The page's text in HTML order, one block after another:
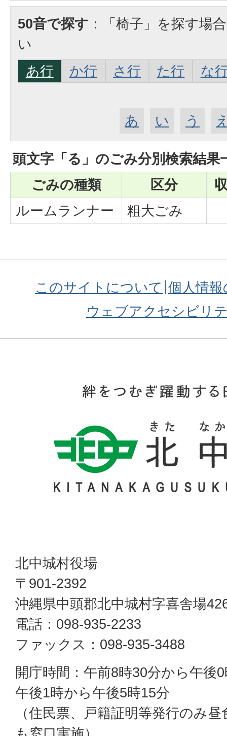
50音で探す ：「椅子」を探す場
い
あ行
か行 さ行 た行 な
あ い う
頭文字「 る 」のごみ分別検索結果
ごみの種類
区分
ルームランナー
粗大ごみ
このサイトについて 個人情
ウェブアクセシビリ
北中城村役場
〒901-2392
沖縄県中頭郡北中城村字喜舎場
電話：098-935-2233
ファックス：098-935-3488
開庁時間：午前8時30分から午後
午後1時から午後5時15分
（住民票、戸籍証明等発行のみ昼